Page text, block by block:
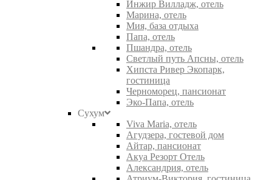
Инжир Вилладж, отель
Марина, отель
Мия, база отдыха
Папа, отель
Пшандра, отель
Светлый путь Апсны, отель
Хипста Ривер Экопарк,
гостиница
Черноморец, пансионат
Эко-Папа, отель
Сухум
Viva Maria, отель
Агудзера, гостевой дом
Айтар, пансионат
Акуа Резорт Отель
Александрия, отель